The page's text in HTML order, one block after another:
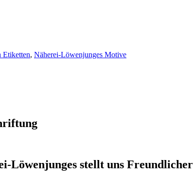
Etiketten, Näherei-Löwenjunges Motive
Löwenjunges stellt uns